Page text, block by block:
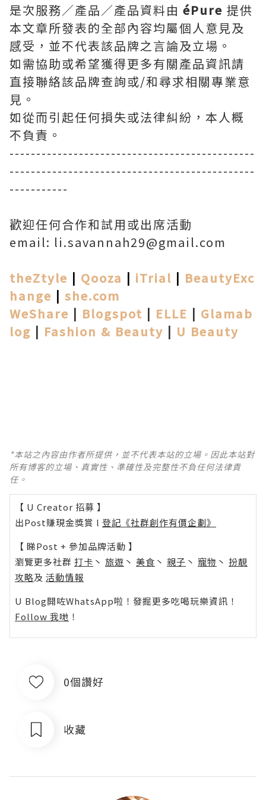
是次服務／產品／產品資料由 éPure 提供
本文章所發表的全部內容均屬個人意見及
感受，並不代表該品牌之言論及立場。
如需協助或希望獲得更多有關產品資訊請
直接聯絡該品牌查詢或/和尋求相關專業意
見。
如從而引起任何損失或法律糾紛，本人概
不負責。
----------------------------------------------
----------------------------------------------
-----------
歡迎任何合作和試用或出席活動
email: li.savannah29@gmail.com
theZtyle | Qooza | iTrial | BeautyExc
hange | she.com
WeShare | Blogspot | ELLE | Glamab
log | Fashion & Beauty | U Beauty
*本站之內容由作者所提供，並不代表本站的立場。因此本站對
所有博客的立場、真實性、準確性及完整性不負任何法律責
任。
【 U Creator 招募 】
出Post賺現金獎賞 l 登記《社群創作有價企劃》
【 睇Post + 參加品牌活動 】
瀏覽更多社群 打卡 丶 旅遊 丶 美食 丶 親子 丶 寵物 丶 扮靚
攻略及 活動情報
U Blog開咗WhatsApp啦！發掘更多吃喝玩樂資訊！
Follow 我哋 ！
0個讚好
收藏